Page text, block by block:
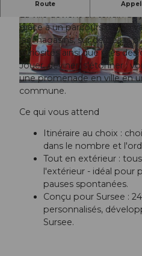
© Erlebnis Verlag |
© Erlebnis Verlag |CC-BY
Route
La ville devient un terrain de
grâce à un parcours de jeu
les magasins, sur de belles
curiosités ainsi que près
Jouer, deviner, s'étonner :
une promenade en ville en
commune.
Ce qui vous attend
Itinéraire au choix :
dans le nombre et
Tout en extérieur :
l'extérieur - idéal pour
pauses spontanées.
Conçu pour Sursee :
personnalisés,
Sursee.